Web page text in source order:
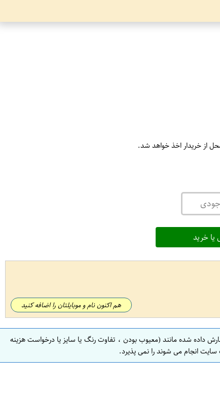
از خریدار اخذ خواهد شد.
خرید
هم اکنون نام و موبایلتان را اضافه کنید
داده شده مانند (معیوب بودن ، تفاوت رنگ یا سایز یا درخواست هزینه
انجام می شوند را نمی پذیرد.